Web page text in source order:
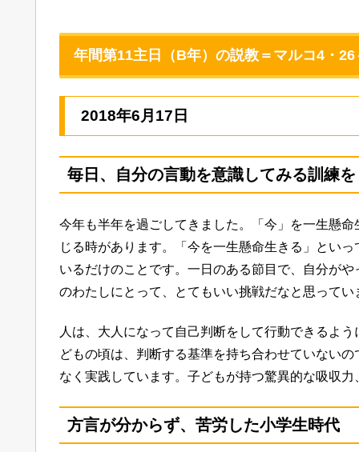
年間第11主日（B年）の説教＝マルコ4・26
2018年6月17日
毎日、自分の言動を意識してみる訓練を
今年も半年を過ごしてきました。「今」を一生懸
じる時があります。「今を一生懸命生きる」とい
いるだけのことです。一日のある節目で、自分が
のわたしにとって、とてもいい挑戦だなと思ってい
人は、大人になって自己判断をして行動できるよ
どもの頃は、判断する基準を持ち合わせていない
なく実践しています。子どもが持つ驚異的な吸収
方言が分からず、苦労した小学生時代